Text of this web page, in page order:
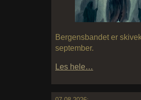
Bergensbandet er
september.
Les hele…